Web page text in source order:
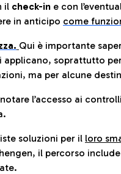
il check-in e con
in anticipo come
Qui è importante
soprattutto
ma per alcune
l’accesso ai
soluzioni per il loro
il percorso